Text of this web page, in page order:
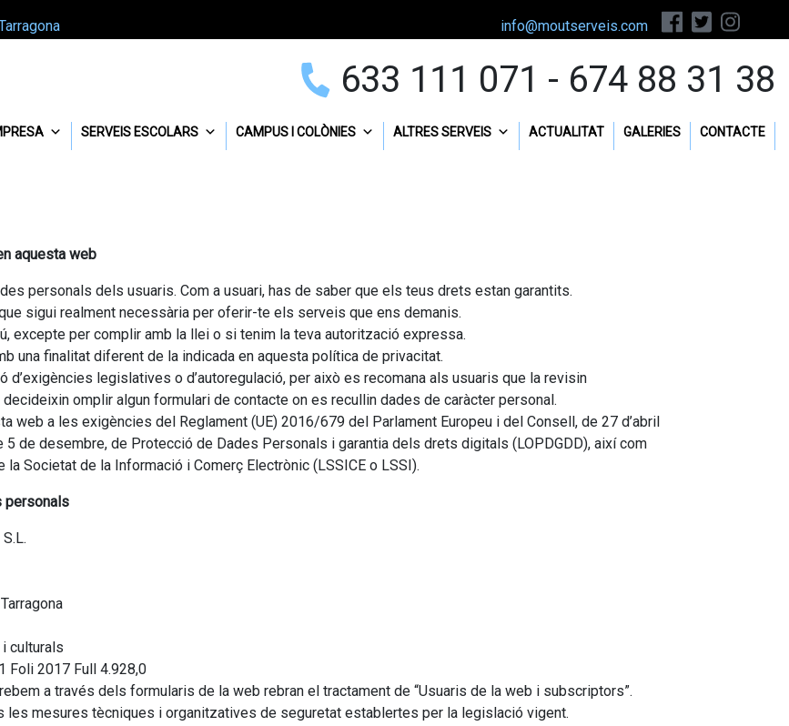
info@moutserveis.com
633 111 071 - 674 88 31 38
SERVEIS ESCOLARS CAMPUS I COLÒNIES ALTRES SERVEIS ACTUALITAT GALERIES CONTACTE
aquesta web
personals dels usuaris. Com a usuari, has de saber que els teus drets estan garantits.
sigui realment necessària per oferir-te els serveis que ens demanis.
excepte per complir amb la llei o si tenim la teva autorització expressa.
una finalitat diferent de la indicada en aquesta política de privacitat.
legislatives o d’autoregulació, per això es recomana als usuaris que la revisin
omplir algun formulari de contacte on es recullin dades de caràcter personal.
web a les exigències del Reglament (UE) 2016/679 del Parlament Europeu i del Consell, de 27 d’abril
5 de desembre, de Protecció de Dades Personals i garantia dels drets digitals (LOPDGDD), així com
Societat de la Informació i Comerç Electrònic (LSSICE o LSSI).
personals
culturals
Foli 2017 Full 4.928,0
a través dels formularis de la web rebran el tractament de “Usuaris de la web i subscriptors”.
les mesures tècniques i organitzatives de seguretat establertes per la legislació vigent.